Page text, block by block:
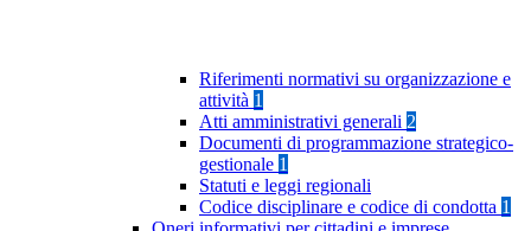
Riferimenti normativi su organizzazione e
attività 1
Atti amministrativi generali 2
Documenti di programmazione strategico-
gestionale 1
Statuti e leggi regionali
Codice disciplinare e codice di condotta 1